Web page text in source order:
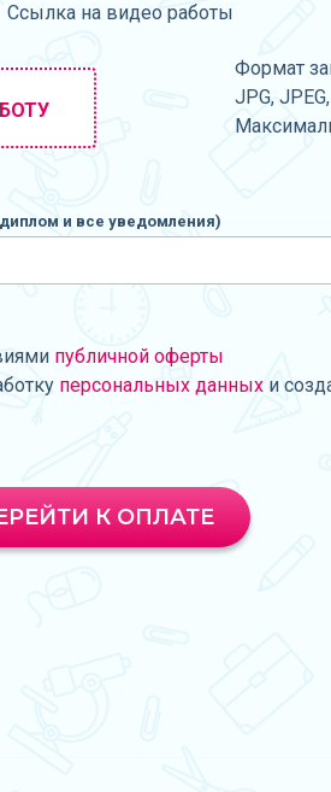
Ссылка на видео работы
Формат
JPG,
и все уведомления)
публичной оферты
персональных данных и
К ОПЛАТЕ